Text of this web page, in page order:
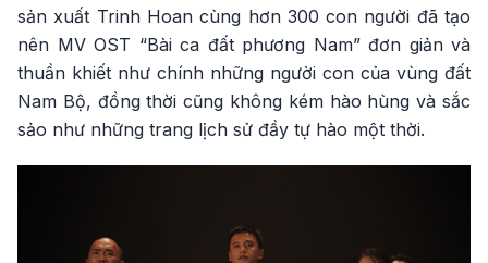
sản xuất Trinh Hoan cùng hơn 300 con người đã tạo
nên MV OST “Bài ca đất phương Nam” đơn giản và
thuần khiết như chính những người con của vùng đất
Nam Bộ, đồng thời cũng không kém hào hùng và sắc
sảo như những trang lịch sử đầy tự hào một thời.